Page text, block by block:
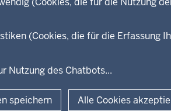
(Cookies, die für die Erfassung
Nutzung des Chatbots...
speichern Alle Cookies
LinkedIn
Köln